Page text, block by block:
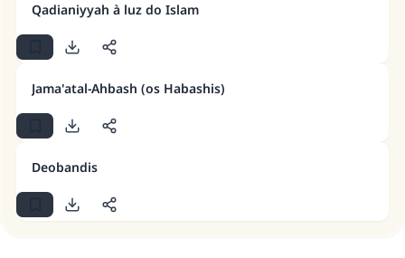
Qadianiyyah à luz do Islam
Jama'atal-Ahbash (os Habashis)
Deobandis
casamento.
"Quem quer que incentive outros a fazer o
que é bom receberá a mesma recompensa